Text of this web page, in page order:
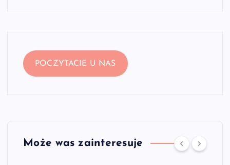
POCZYTACIE U NAS
Może was zainteresuje